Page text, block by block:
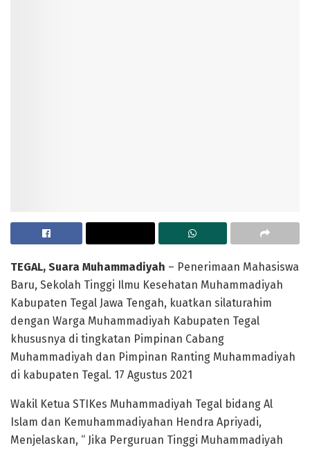
TEGAL, Suara Muhammadiyah – Penerimaan Mahasiswa
Baru, Sekolah Tinggi Ilmu Kesehatan Muhammadiyah
Kabupaten Tegal Jawa Tengah, kuatkan silaturahim
dengan Warga Muhammadiyah Kabupaten Tegal
khususnya di tingkatan Pimpinan Cabang
Muhammadiyah dan Pimpinan Ranting Muhammadiyah
di kabupaten Tegal. 17 Agustus 2021
Wakil Ketua STIKes Muhammadiyah Tegal bidang Al
Islam dan Kemuhammadiyahan Hendra Apriyadi,
Menjelaskan, “ Jika Perguruan Tinggi Muhammadiyah